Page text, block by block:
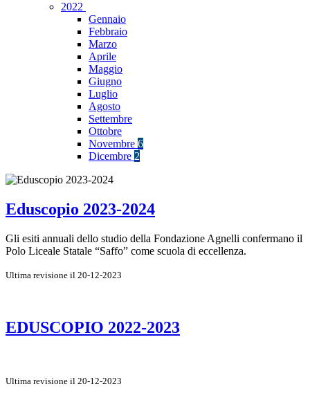
2022
Gennaio
Febbraio
Marzo
Aprile
Maggio
Giugno
Luglio
Agosto
Settembre
Ottobre
Novembre 6
Dicembre 2
Eduscopio 2023-2024
Gli esiti annuali dello studio della Fondazione Agnelli confermano il
Polo Liceale Statale “Saffo” come scuola di eccellenza.
Ultima revisione il 20-12-2023
EDUSCOPIO 2022-2023
Ultima revisione il 20-12-2023